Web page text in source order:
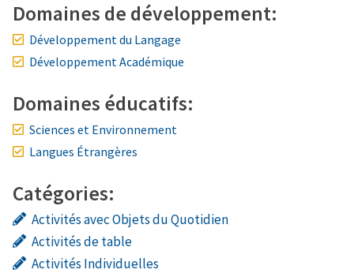
Domaines de développement:
Développement du Langage
Développement Académique
Domaines éducatifs:
Sciences et Environnement
Langues Étrangères
Catégories:
Activités avec Objets du Quotidien
Activités de table
Activités Individuelles